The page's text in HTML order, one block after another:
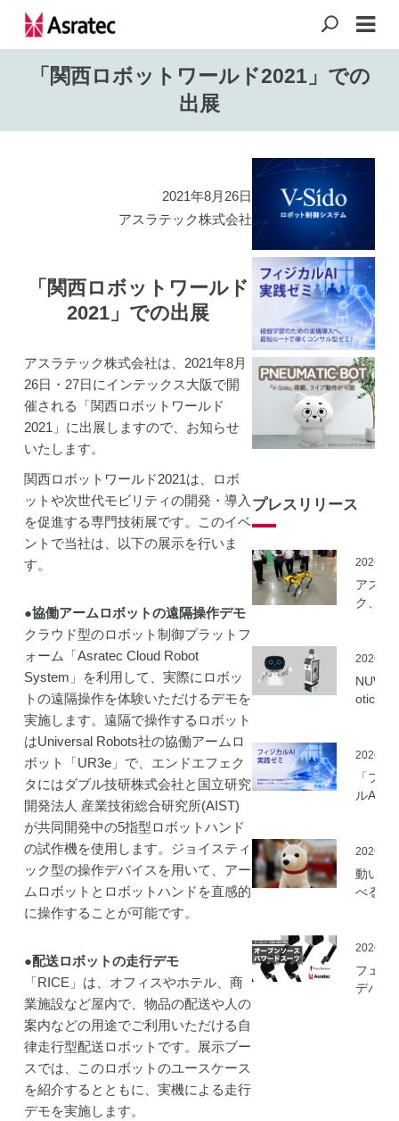
「関西ロボットワールド2021」での
出展
2021年8月26日
アスラテック株式会社
「関西ロボットワールド
2021」での出展
アスラテック株式会社は、2021年8月
26日・27日にインテックス大阪で開
催される「関西ロボットワールド
2021」に出展しますので、お知らせ
いたします。
関西ロボットワールド2021は、ロボ
ットや次世代モビリティの開発・導入
を促進する専門技術展です。このイベ
ントで当社は、以下の展示を行いま
す。
●協働アームロボットの遠隔操作デモ
クラウド型のロボット制御プラットフ
ォーム「Asratec Cloud Robot
System」を利用して、実際にロボッ
トの遠隔操作を体験いただけるデモを
実施します。遠隔で操作するロボット
はUniversal Robots社の協働アームロ
ボット「UR3e」で、エンドエフェク
タにはダブル技研株式会社と国立研究
開発法人 産業技術総合研究所(AIST)
が共同開発中の5指型ロボットハンド
の試作機を使用します。ジョイスティ
ック型の操作デバイスを用いて、アー
ムロボットとロボットハンドを直感的
に操作することが可能です。
●配送ロボットの走行デモ
「RICE」は、オフィスやホテル、商
業施設など屋内で、物品の配送や人の
案内などの用途でご利用いただける自
律走行型配送ロボットです。展示ブー
スでは、このロボットのユースケース
を紹介するとともに、実機による走行
デモを実施します。
プレスリリース
アスラ
ク、
を活用
建設向
ボット
実施
NUWA
otics社
いを開
「フィ
ルAI実
動いて
べる「
ロボッ
（バル
ロボッ
ト）」
フェア
デバイ